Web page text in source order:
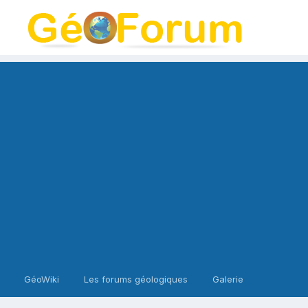
GéoWiki Les forums géologiques Galerie